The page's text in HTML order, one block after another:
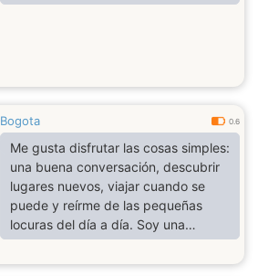
Bogota 0.6
Me gusta disfrutar las cosas simples:
una buena conversación, descubrir
lugares nuevos, viajar cuando se
puede y reírme de las pequeñas
locuras del día a día. Soy una
persona Inteligente, responsable,
sincera, y con sentido del humor.